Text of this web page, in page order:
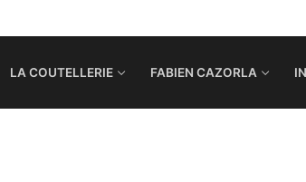
LA COUTELLERIE FABIEN CAZORLA